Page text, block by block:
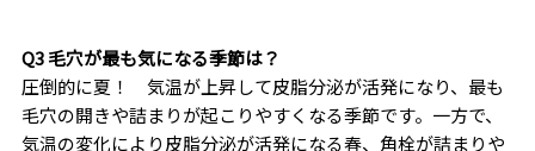
Q3 毛穴が最も気になる季節は？
圧倒的に夏！ 気温が上昇して皮脂分泌が活発になり、最も
毛穴の開きや詰まりが起こりやすくなる季節です。一方で、
気温の変化により皮脂分泌が活発になる春、角栓が詰まりや